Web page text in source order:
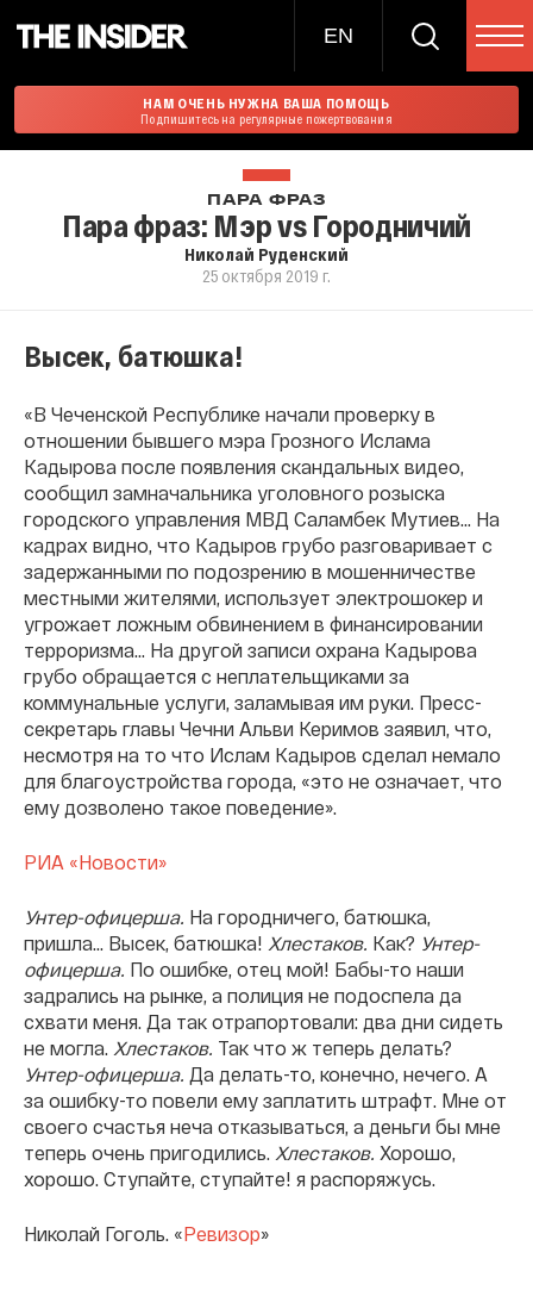
EN
НАМ ОЧЕНЬ НУЖНА ВАША ПОМОЩЬ
Подпишитесь на регулярные пожертвования
ПАРА ФРАЗ
Пара фраз: Мэр vs Городничий
Николай Руденский
25 октября 2019 г.
Высек, батюшка!
«В Чеченской Республике начали проверку в
отношении бывшего мэра Грозного Ислама
Кадырова после появления скандальных видео,
сообщил замначальника уголовного розыска
городского управления МВД Саламбек Мутиев… На
кадрах видно, что Кадыров грубо разговаривает с
задержанными по подозрению в мошенничестве
местными жителями, использует электрошокер и
угрожает ложным обвинением в финансировании
терроризма… На другой записи охрана Кадырова
грубо обращается с неплательщиками за
коммунальные услуги, заламывая им руки. Пресс-
секретарь главы Чечни Альви Керимов заявил, что,
несмотря на то что Ислам Кадыров сделал немало
для благоустройства города, «это не означает, что
ему дозволено такое поведение».
РИА «Новости»
Унтер-офицерша. На городничего, батюшка,
пришла... Высек, батюшка! Хлестаков. Как? Унтер-
офицерша. По ошибке, отец мой! Бабы-то наши
задрались на рынке, а полиция не подоспела да
схвати меня. Да так отрапортовали: два дни сидеть
не могла. Хлестаков. Так что ж теперь делать?
Унтер-офицерша. Да делать-то, конечно, нечего. А
за ошибку-то повели ему заплатить штрафт. Мне от
своего счастья неча отказываться, а деньги бы мне
теперь очень пригодились. Хлестаков. Хорошо,
хорошо. Ступайте, ступайте! я распоряжусь.
Николай Гоголь. «Ревизор»